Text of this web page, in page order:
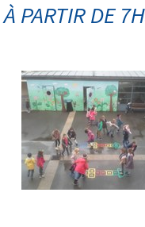
PARTIR DE